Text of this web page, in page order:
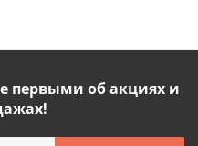
первыми об акциях и